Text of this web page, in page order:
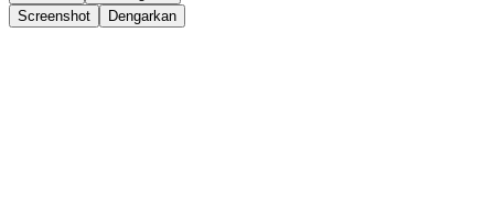
Screenshot
Dengarkan